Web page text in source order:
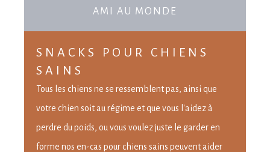
AMI AU MONDE
SNACKS POUR CHIENS
SAINS
Tous les chiens ne se ressemblent pas, ainsi que
votre chien soit au régime et que vous l'aidez à
perdre du poids, ou vous voulez juste le garder en
forme nos en-cas pour chiens sains peuvent aider